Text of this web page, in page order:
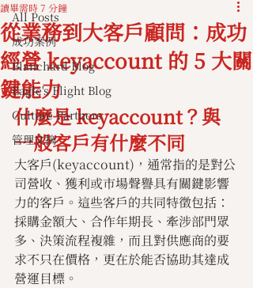
All Posts
成功案例
Blanchard Blog
Eagle's Flight Blog
Culture Partners
管理文摘
從業務到大客戶顧問：成功
經營 keyaccount 的 5 大關
鍵能力
讀畢需時 7 分鐘
什麼是 keyaccount？與
一般客戶有什麼不同
大客戶(keyaccount)，通常指的是對公
司營收、獲利或市場聲譽具有關鍵影響
力的客戶。這些客戶的共同特徵包括：
採購金額大、合作年期長、牽涉部門眾
多、決策流程複雜，而且對供應商的要
求不只在價格，更在於能否協助其達成
營運目標。